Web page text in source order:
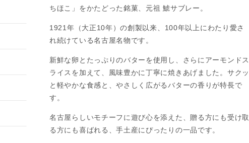
ちほこ」をかたどった銘菓、元祖 鯱サブレー。
1921年（大正10年）の創製以来、100年以上にわたり愛さ
れ続けている名古屋名物です。
新鮮な卵とたっぷりのバターを使用し、さらにアーモンドス
ライスを加えて、風味豊かに丁寧に焼きあげました。サクッ
と軽やかな食感と、やさしく広がるバターの香りが特長で
す。
名古屋らしいモチーフに遊び心を添えた、贈る方にも受け取
る方にも喜ばれる、手土産にぴったりの一品です。